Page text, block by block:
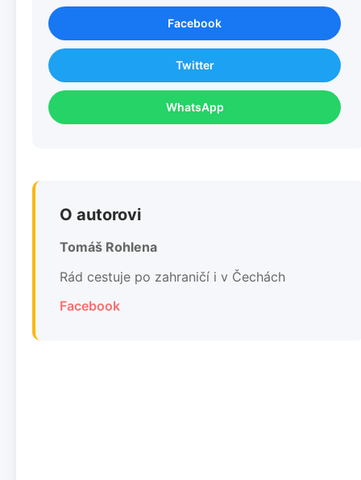
Facebook
Twitter
WhatsApp
O autorovi
Tomáš Rohlena
Rád cestuje po zahraničí i v Čechách
Facebook